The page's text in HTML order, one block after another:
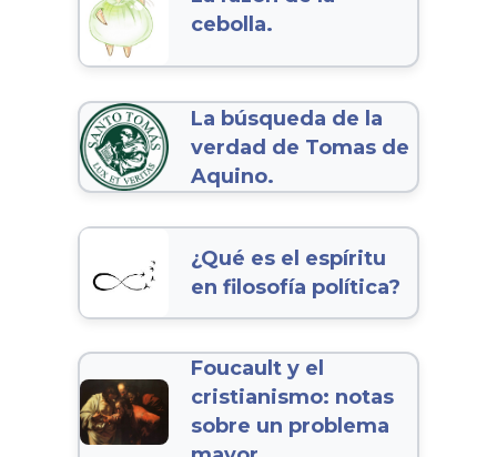
cebolla.
La búsqueda de la
verdad de Tomas de
Aquino.
¿Qué es el espíritu
en filosofía política?
Foucault y el
cristianismo: notas
sobre un problema